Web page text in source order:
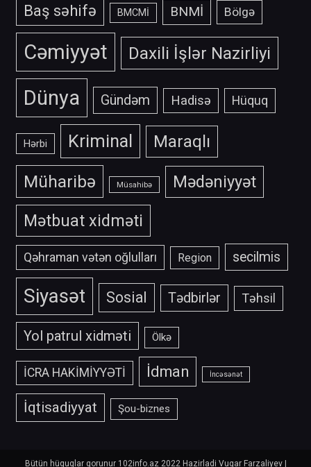
Baş səhifə BMCMİ BNMİ Bölgə
Cəmiyyət Daxili İşlər Nazirliyi
Dünya Gündəm Hadisə Hüquq
Hərbi Kriminal Maraqlı
Müharibə Müsahibə
Mədəniyyət
Mətbuat xidməti
Qəhraman vətən oğlulları Region secilmis
Siyasət Sosial Tədbirlər Təhsil
Yol patrul xidməti Ölkə
İCRA HAKİMİYYƏTİ İdman İncəsənət
İqtisadiyyat Şou-biznes
Bütün hüquqlar qorunur 102info.az 2022 Hazirladi Vugar Farzaliyev |